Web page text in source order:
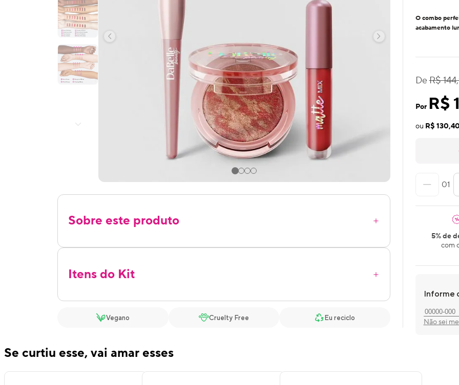
Sobre este produto
Itens do Kit
Vegano Cruelty Free Eu reciclo
O combo
acabamento
DeR$
Por R$
ou R$
01
5% de
com
Informe
Não sei
Se curtiu esse, vai amar esses